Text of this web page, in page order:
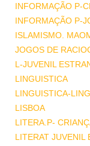
INFORMAÇÃO P-
INFORMAÇÃO P-
ISLAMISMO.
JOGOS DE
L-JUVENIL
LINGUISTICA
LINGUISTICA-
LISBOA
LITERA.P-
LITERAT JUVENIL